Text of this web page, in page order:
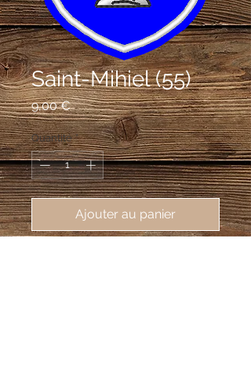
Saint-Mihiel (55)
9,00 €Prix
Quantité *
Ajouter au panier